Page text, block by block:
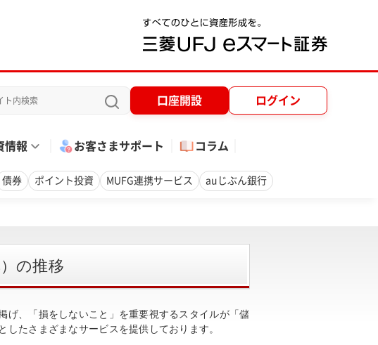
口座開設 ログイン
情報 お客さまサポート コラム
債券 ポイント投資 MUFG連携サービス auじぶん銀行
の推移
げ、「損をしないこと」を重要視するスタイルが「儲
たさまざまなサービスを提供しております。